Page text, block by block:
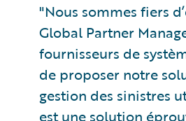
"Nous sommes fiers
Global Partner
fournisseurs de
de proposer notre
gestion des sinistres
est une solution